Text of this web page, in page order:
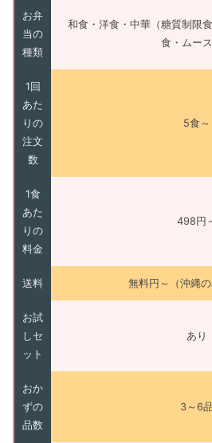
お弁
当の
種類
和食・洋食・中華（糖質制限
食・ムース
1回
あた
りの
注文
数
5食～
1食
あた
りの
料金
498円
送料 無料円～（沖縄の
お試
しセ
ット
あり
おか
ずの
品数
3～6品